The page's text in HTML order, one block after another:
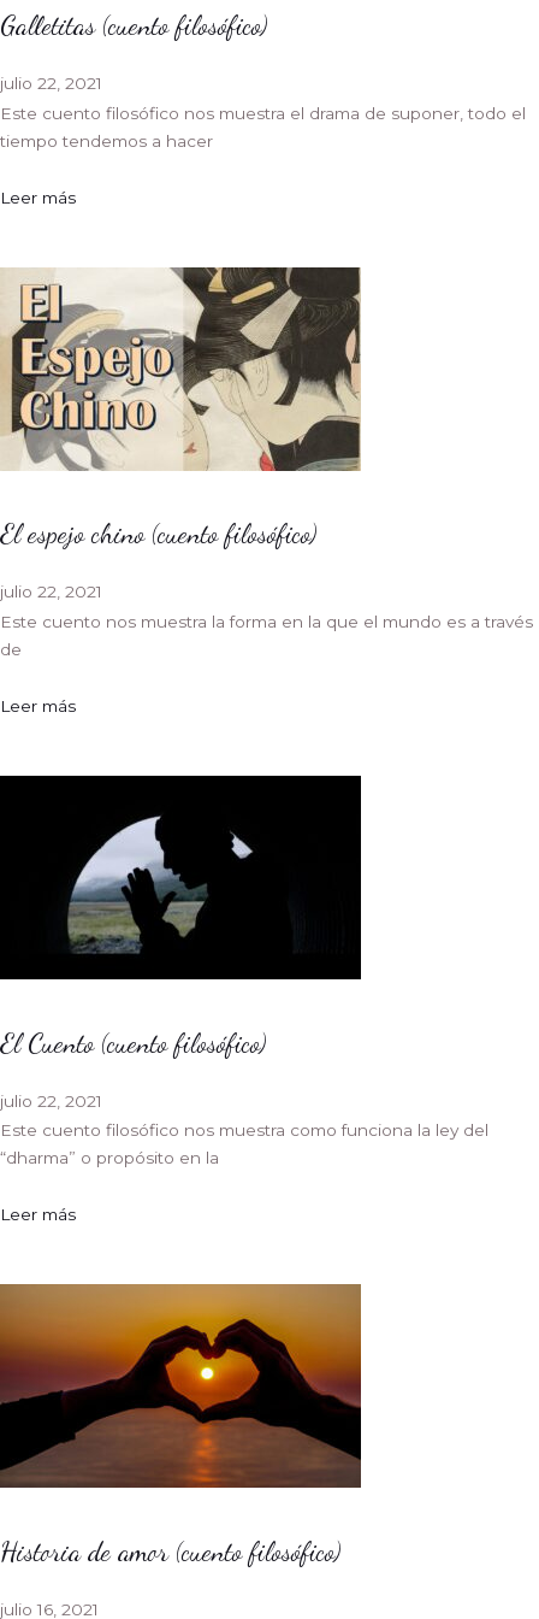
Galletitas (cuento filosófico)
julio 22, 2021
Este cuento filosófico nos muestra el drama de suponer, todo el
tiempo tendemos a hacer
Leer más
El espejo chino (cuento filosófico)
julio 22, 2021
Este cuento nos muestra la forma en la que el mundo es a través
de
Leer más
El Cuento (cuento filosófico)
julio 22, 2021
Este cuento filosófico nos muestra como funciona la ley del
“dharma” o propósito en la
Leer más
Historia de amor (cuento filosófico)
julio 16, 2021